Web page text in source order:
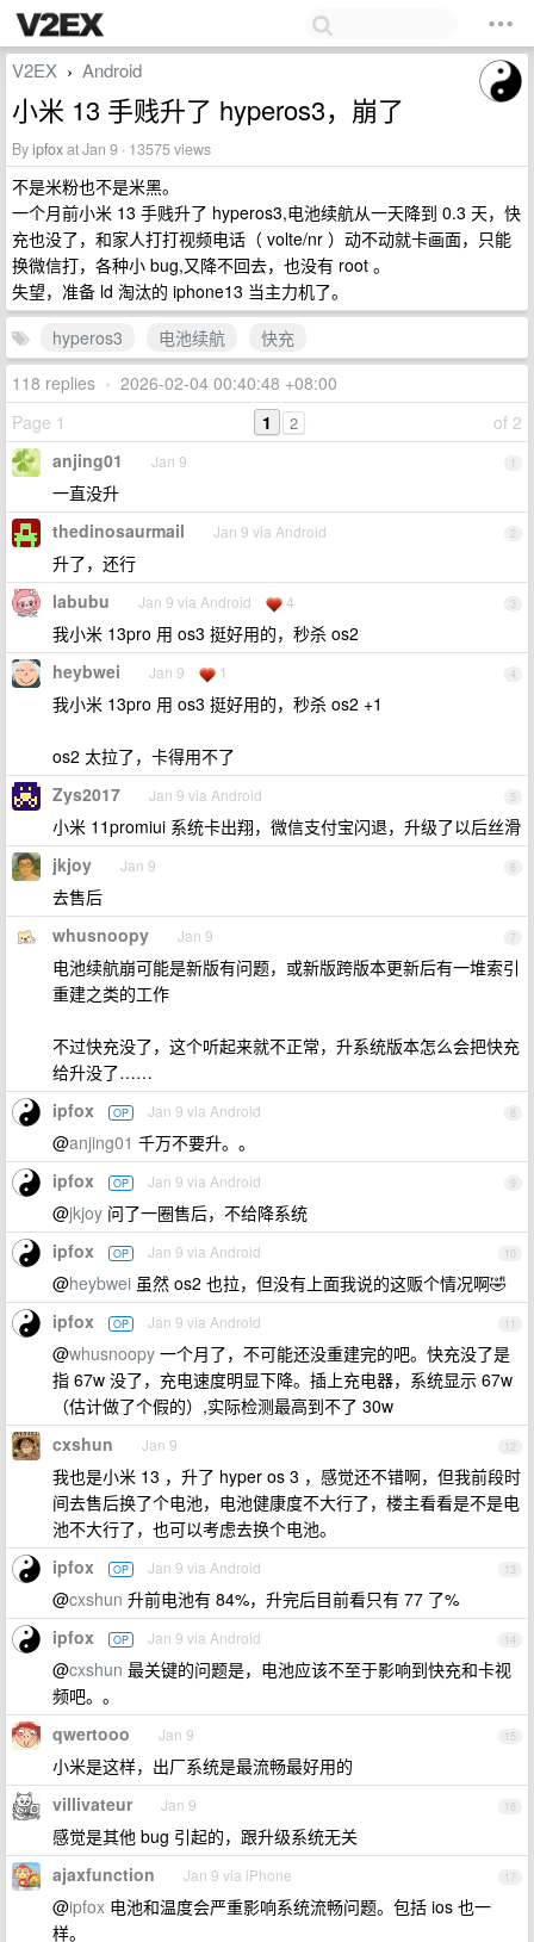
V2EX › Android
小米 13 手贱升了 hyperos3，崩了
Byipfoxat Jan 9 · 13575 views
不是米粉也不是米黑。
一个月前小米 13 手贱升了 hyperos3,电池续航从一天降到 0.3 天，快
充也没了，和家人打打视频电话（ volte/nr ）动不动就卡画面，只能
换微信打，各种小 bug,又降不回去，也没有 root 。
失望，准备 ld 淘汰的 iphone13 当主力机了。
hyperos3
电池续航
快充
118 replies • 2026-02-04 00:40:48 +08:00
Page 1
of 2
1 2
1
anjing01 Jan 9
一直没升
2
thedinosaurmail Jan 9 via Android
升了，还行
3
labubu Jan 9 via Android 4
我小米 13pro 用 os3 挺好用的，秒杀 os2
4
heybwei Jan 9 1
我小米 13pro 用 os3 挺好用的，秒杀 os2 +1
os2 太拉了，卡得用不了
5
Zys2017 Jan 9 via Android
小米 11promiui 系统卡出翔，微信支付宝闪退，升级了以后丝滑
6
jkjoy Jan 9
去售后
7
whusnoopy Jan 9
电池续航崩可能是新版有问题，或新版跨版本更新后有一堆索引
重建之类的工作
不过快充没了，这个听起来就不正常，升系统版本怎么会把快充
给升没了……
8
ipfox OP Jan 9 via Android
@anjing01 千万不要升。。
9
ipfox OP Jan 9 via Android
@jkjoy 问了一圈售后，不给降系统
10
ipfox OP Jan 9 via Android
@heybwei 虽然 os2 也拉，但没有上面我说的这贩个情况啊🤣
11
ipfox OP Jan 9 via Android
@whusnoopy 一个月了，不可能还没重建完的吧。快充没了是
指 67w 没了，充电速度明显下降。插上充电器，系统显示 67w
（估计做了个假的）,实际检测最高到不了 30w
12
cxshun Jan 9
我也是小米 13 ，升了 hyper os 3 ，感觉还不错啊，但我前段时
间去售后换了个电池，电池健康度不大行了，楼主看看是不是电
池不大行了，也可以考虑去换个电池。
13
ipfox OP Jan 9 via Android
@cxshun 升前电池有 84%，升完后目前看只有 77 了%
14
ipfox OP Jan 9 via Android
@cxshun 最关键的问题是，电池应该不至于影响到快充和卡视
频吧。。
15
qwertooo Jan 9
小米是这样，出厂系统是最流畅最好用的
16
villivateur Jan 9
感觉是其他 bug 引起的，跟升级系统无关
17
ajaxfunction Jan 9 via iPhone
@ipfox 电池和温度会严重影响系统流畅问题。包括 ios 也一
样。